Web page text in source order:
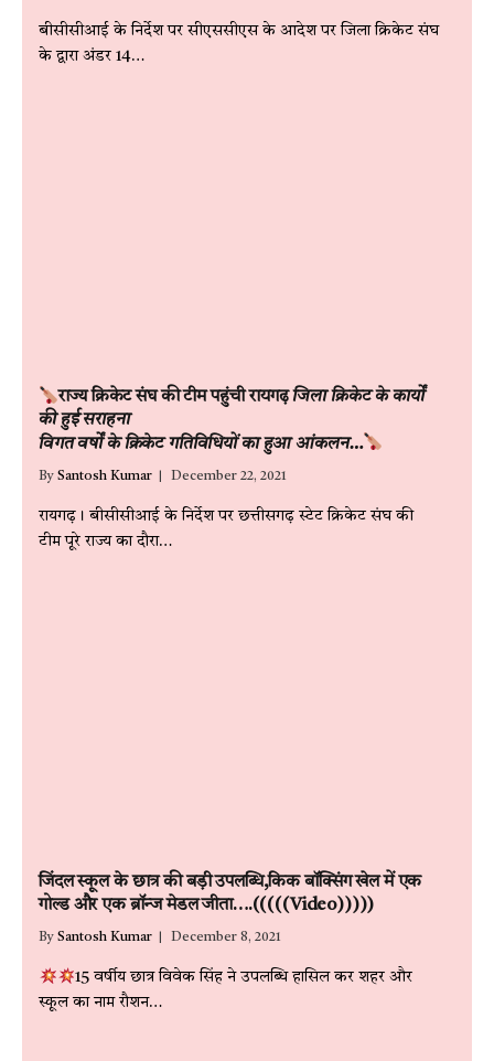
बीसीसीआई के निर्देश पर सीएससीएस के आदेश पर जिला क्रिकेट संघ
के द्वारा अंडर 14…
राज्य क्रिकेट संघ की टीम पहुंची रायगढ़जिला क्रिकेट के कार्यों
की हुई सराहना
विगत वर्षों के क्रिकेट गतिविधियों का हुआ आंकलन…
By Santosh Kumar December 22, 2021
रायगढ़। बीसीसीआई के निर्देश पर छत्तीसगढ़ स्टेट क्रिकेट संघ की
टीम पूरे राज्य का दौरा…
जिंदल स्कूल के छात्र की बड़ी उपलब्धि,किक बॉक्सिंग खेल में एक
गोल्ड और एक ब्रॉन्ज मेडल जीता….(((((Video)))))
By Santosh Kumar December 8, 2021
15 वर्षीय छात्र विवेक सिंह ने उपलब्धि हासिल कर शहर और
स्कूल का नाम रौशन…